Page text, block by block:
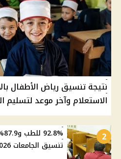
نتيجة تنسيق رياض الأطفال
الاستعلام وآخر موعد لتسليم
2
تنسيق الجامعات 2026 وأماكن المرحلة الثانية